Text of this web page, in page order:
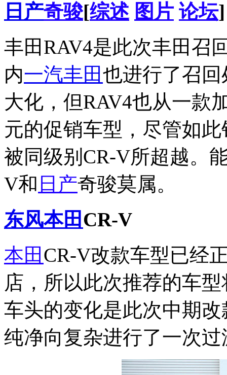
日产奇骏[综述 图片 论坛]
丰田RAV4是此次丰田召
内一汽丰田 也进行了召
大化，但RAV4也从一款
元的促销车型，尽管如
被同级别CR-V所超越。
V和 日产奇骏莫属。
东风本田 CR-V
本田 CR-V改款车型已经
店，所以此次推荐的车
车头的变化是此次中期
纯净向复杂进行了一次过